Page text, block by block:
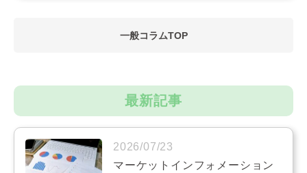
一般コラムTOP
最新記事
2026/07/23
マーケットインフォメーション